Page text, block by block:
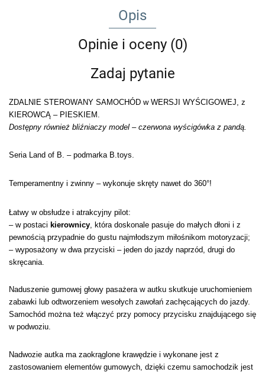
Opis
Opinie i oceny (0)
Zadaj pytanie
ZDALNIE STEROWANY SAMOCHÓD w WERSJI WYŚCIGOWEJ, z
KIEROWCĄ – PIESKIEM.
Dostępny również bliźniaczy model – czerwona wyścigówka z pandą.
Seria Land of B. – podmarka B.toys.
Temperamentny i zwinny – wykonuje skręty nawet do 360°!
Łatwy w obsłudze i atrakcyjny pilot:
– w postaci kierownicy , która doskonale pasuje do małych dłoni i z
pewnością przypadnie do gustu najmłodszym miłośnikom motoryzacji;
– wyposażony w dwa przyciski – jeden do jazdy naprzód, drugi do
skręcania.
Naduszenie gumowej głowy pasażera w autku skutkuje uruchomieniem
zabawki lub odtworzeniem wesołych zawołań zachęcających do jazdy.
Samochód można też włączyć przy pomocy przycisku znajdującego się
w podwoziu.
Nadwozie autka ma zaokrąglone krawędzie i wykonane jest z
zastosowaniem elementów gumowych, dzięki czemu samochodzik jest